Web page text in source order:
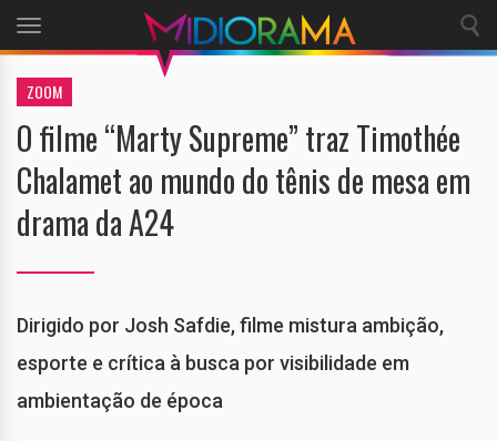
Toggle
navigation
ZOOM
O filme “Marty Supreme” traz Timothée
Chalamet ao mundo do tênis de mesa em
drama da A24
Dirigido por Josh Safdie, filme mistura ambição,
esporte e crítica à busca por visibilidade em
ambientação de época